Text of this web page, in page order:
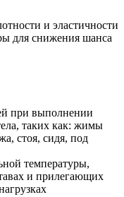
и эластичности
для снижения шанса
при выполнении
таких как: жимы
стоя, сидя, под
температуры,
и прилегающих